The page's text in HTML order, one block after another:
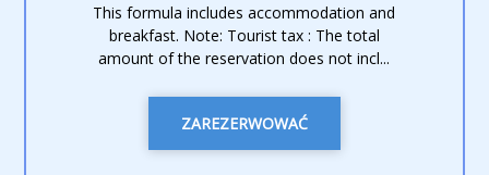
This formula includes accommodation and
breakfast. Note: Tourist tax : The total
amount of the reservation does not incl...
ZAREZERWOWAĆ